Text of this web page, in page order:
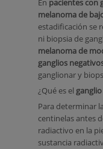
En pacientes con
melanoma de
estadificación se
ni biopsia de
melanoma de
ganglios
ganglionar y
¿Qué es el
Para determinar
centinelas antes
radiactivo en la
sustancia